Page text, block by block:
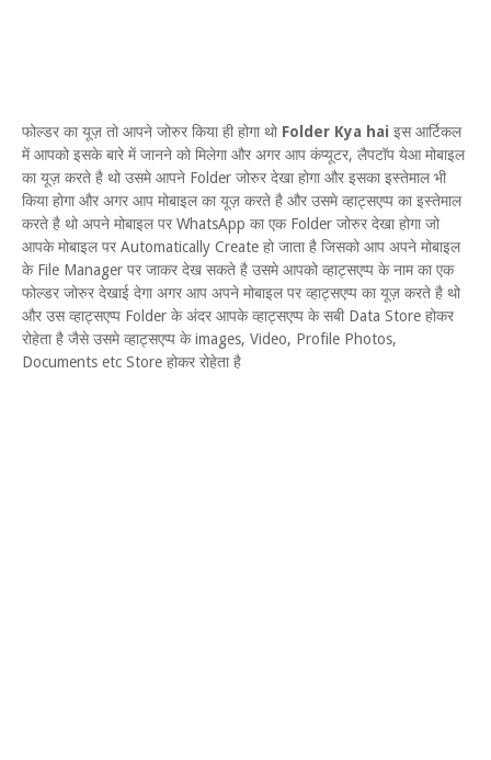
फोल्डर का यूज़ तो आपने जोरुर किया ही होगा थो Folder Kya hai इस आर्टिकल
में आपको इसके बारे में जानने को मिलेगा और अगर आप कंप्यूटर, लैपटॉप येआ मोबाइल
का यूज़ करते है थो उसमे आपने Folder जोरुर देखा होगा और इसका इस्तेमाल भी
किया होगा और अगर आप मोबाइल का यूज़ करते है और उसमे व्हाट्सएप्प का इस्तेमाल
करते है थो अपने मोबाइल पर WhatsApp का एक Folder जोरुर देखा होगा जो
आपके मोबाइल पर Automatically Create हो जाता है जिसको आप अपने मोबाइल
के File Manager पर जाकर देख सकते है उसमे आपको व्हाट्सएप्प के नाम का एक
फोल्डर जोरुर देखाई देगा अगर आप अपने मोबाइल पर व्हाट्सएप्प का यूज़ करते है थो
और उस व्हाट्सएप्प Folder के अंदर आपके व्हाट्सएप्प के सबी Data Store होकर
रोहेता है जैसे उसमे व्हाट्सएप्प के images, Video, Profile Photos,
Documents etc Store होकर रोहेता है